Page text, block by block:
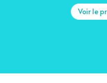
Voir le